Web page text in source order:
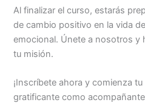
Al finalizar el curso, estarás
de cambio positivo en la vida
emocional. Únete a nosotros y
tu misión.
¡Inscríbete ahora y comienza
gratificante como